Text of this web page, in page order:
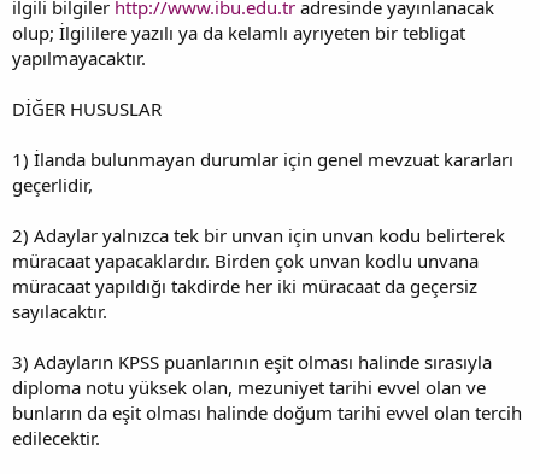
ilgili bilgiler http://www.ibu.edu.tr adresinde yayınlanacak
olup; İlgililere yazılı ya da kelamlı ayrıyeten bir tebligat
yapılmayacaktır.
DİĞER HUSUSLAR
1) İlanda bulunmayan durumlar için genel mevzuat kararları
geçerlidir,
2) Adaylar yalnızca tek bir unvan için unvan kodu belirterek
müracaat yapacaklardır. Birden çok unvan kodlu unvana
müracaat yapıldığı takdirde her iki müracaat da geçersiz
sayılacaktır.
3) Adayların KPSS puanlarının eşit olması halinde sırasıyla
diploma notu yüksek olan, mezuniyet tarihi evvel olan ve
bunların da eşit olması halinde doğum tarihi evvel olan tercih
edilecektir.